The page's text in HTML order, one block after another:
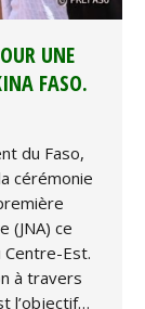
UNE
FASO.
du Faso,
cérémonie
(JNA) ce
Centre-Est.
à travers
l’objectif…